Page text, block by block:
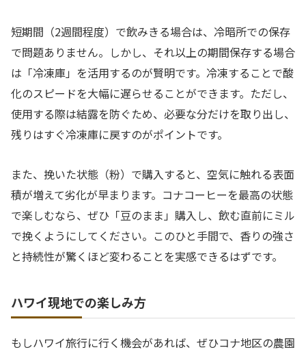
短期間（2週間程度）で飲みきる場合は、冷暗所での保存
で問題ありません。しかし、それ以上の期間保存する場合
は「冷凍庫」を活用するのが賢明です。冷凍することで酸
化のスピードを大幅に遅らせることができます。ただし、
使用する際は結露を防ぐため、必要な分だけを取り出し、
残りはすぐ冷凍庫に戻すのがポイントです。
また、挽いた状態（粉）で購入すると、空気に触れる表面
積が増えて劣化が早まります。コナコーヒーを最高の状態
で楽しむなら、ぜひ「豆のまま」購入し、飲む直前にミル
で挽くようにしてください。このひと手間で、香りの強さ
と持続性が驚くほど変わることを実感できるはずです。
ハワイ現地での楽しみ方
もしハワイ旅行に行く機会があれば、ぜひコナ地区の農園